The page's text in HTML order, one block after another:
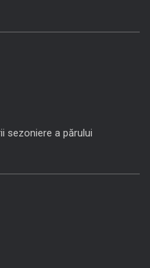
sezoniere a părului